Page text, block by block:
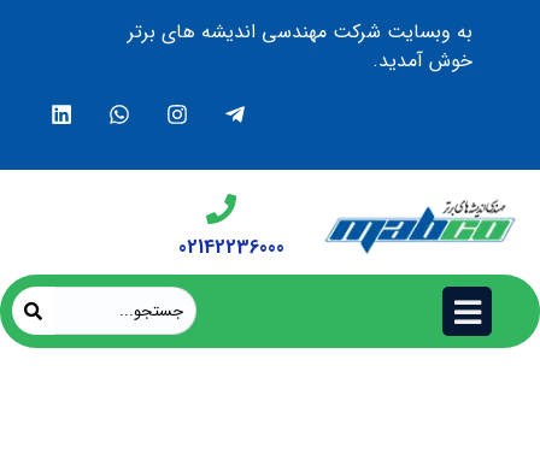
به وبسایت شرکت مهندسی اندیشه های برتر
خوش آمدید.
02142236000
کامپیوتر صنعتی بدون فن Nexcom